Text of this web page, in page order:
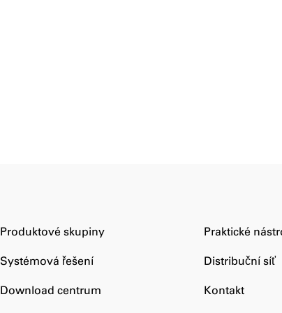
Produktové skupiny
Systémová řešení
Download centrum
Praktické
Distribuční síť
Kontakt